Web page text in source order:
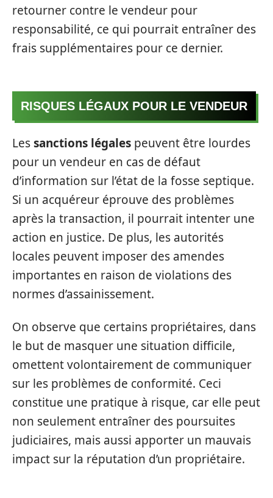
retourner contre le vendeur pour
responsabilité, ce qui pourrait entraîner des
frais supplémentaires pour ce dernier.
RISQUES LÉGAUX POUR LE VENDEUR
Lessanctions légales peuvent être lourdes
pour un vendeur en cas de défaut
d’information sur l’état de la fosse septique.
Si un acquéreur éprouve des problèmes
après la transaction, il pourrait intenter une
action en justice. De plus, les autorités
locales peuvent imposer des amendes
importantes en raison de violations des
normes d’assainissement.
On observe que certains propriétaires, dans
le but de masquer une situation difficile,
omettent volontairement de communiquer
sur les problèmes de conformité. Ceci
constitue une pratique à risque, car elle peut
non seulement entraîner des poursuites
judiciaires, mais aussi apporter un mauvais
impact sur la réputation d’un propriétaire.